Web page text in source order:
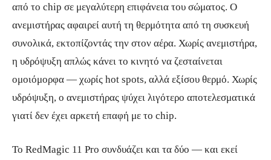
από το chip σε μεγαλύτερη επιφάνεια του σώματος. Ο
ανεμιστήρας αφαιρεί αυτή τη θερμότητα από τη συσκευή
συνολικά, εκτοπίζοντάς την στον αέρα. Χωρίς ανεμιστήρα,
η υδρόψυξη απλώς κάνει το κινητό να ζεσταίνεται
ομοιόμορφα — χωρίς hot spots, αλλά εξίσου θερμό. Χωρίς
υδρόψυξη, ο ανεμιστήρας ψύχει λιγότερο αποτελεσματικά
γιατί δεν έχει αρκετή επαφή με το chip.
Το RedMagic 11 Pro συνδυάζει και τα δύο — και εκεί